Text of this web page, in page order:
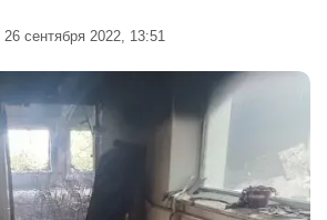
26 сентября 2022, 13:51